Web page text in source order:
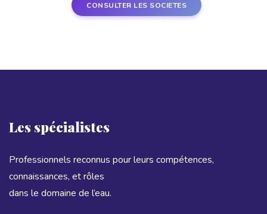
CONSULTER LES SOCIETES
Les spécialistes
Professionnels reconnus pour leurs compétences,
connaissances, et rôles
dans le domaine de l’eau.